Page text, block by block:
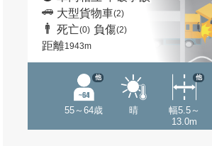
大型貨物車(2)
死亡(0) 負傷(2)
距離1943m
55～64歳
他
晴
幅5.5～
13.0m
他